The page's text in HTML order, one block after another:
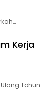
Kerja
Tahun…